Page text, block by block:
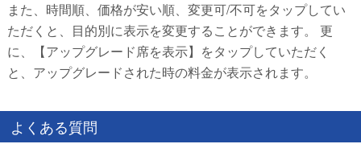
また、時間順、価格が安い順、変更可/不可をタップしてい
ただくと、目的別に表示を変更することができます。 更
に、【アップグレード席を表示】をタップしていただく
と、アップグレードされた時の料金が表示されます。
よくある質問